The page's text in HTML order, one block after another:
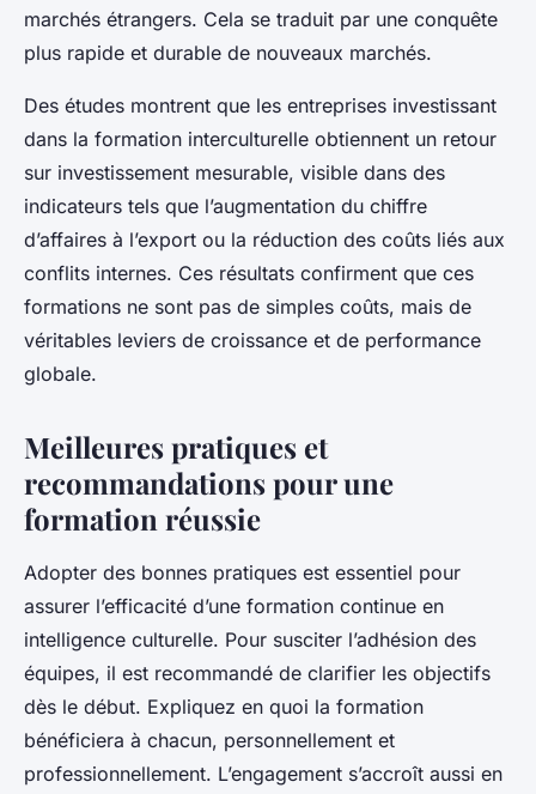
marchés étrangers. Cela se traduit par une conquête
plus rapide et durable de nouveaux marchés.
Des études montrent que les entreprises investissant
dans la formation interculturelle obtiennent un retour
sur investissement mesurable, visible dans des
indicateurs tels que l’augmentation du chiffre
d’affaires à l’export ou la réduction des coûts liés aux
conflits internes. Ces résultats confirment que ces
formations ne sont pas de simples coûts, mais de
véritables leviers de croissance et de performance
globale.
Meilleures pratiques et
recommandations pour une
formation réussie
Adopter des bonnes pratiques est essentiel pour
assurer l’efficacité d’une formation continue en
intelligence culturelle. Pour susciter l’adhésion des
équipes, il est recommandé de clarifier les objectifs
dès le début. Expliquez en quoi la formation
bénéficiera à chacun, personnellement et
professionnellement. L’engagement s’accroît aussi en